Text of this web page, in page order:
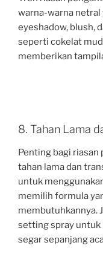
warna-warna netral
eyeshadow, blush,
seperti cokelat
memberikan
8. Tahan Lama
Penting bagi
tahan lama dan
untuk
memilih formula
membutuhkannya.
setting spray untuk
segar sepanjang